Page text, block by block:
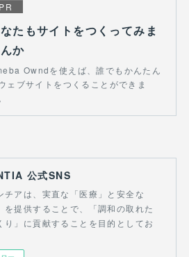
PR
たもサイトをつくってみま
か
Owndを使えば、誰でもかんたん
ェブサイトをつくることができま
公式SNS
チアは、実直な「医療」と安全な
を提供することで、「調和の取れた
り」に貢献することを目的としてお